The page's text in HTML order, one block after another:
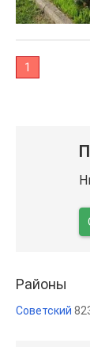
1
Районы
Советский